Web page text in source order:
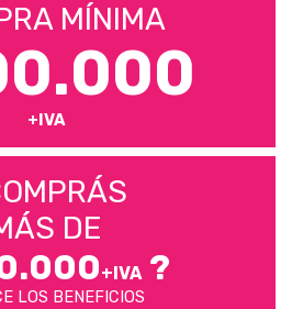
MÍNIMA
+IVA
DE
+IVA?
LOS BENEFICIOS